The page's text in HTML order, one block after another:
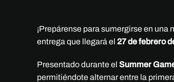
¡Prepárense para sumergirse en una
entrega que llegará el 27 de febrero
Presentado durante el Summer
permitiéndote alternar entre la